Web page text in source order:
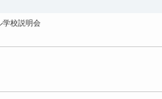
学校説明会